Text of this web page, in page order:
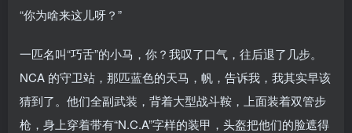
“你为啥来这儿呀？”
一匹名叫“巧舌”的小马，你？我叹了口气，往后退了几步。
NCA 的守卫站，那匹蓝色的天马，帆，告诉我，我其实早该
猜到了。他们全副武装，背着大型战斗鞍，上面装着双管步
枪，身上穿着带有“N.C.A”字样的装甲，头盔把他们的脸遮得